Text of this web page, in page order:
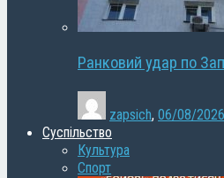
Ранковий удар по
zapsich, 06/08/2026
Суспільство
Культура
Спорт